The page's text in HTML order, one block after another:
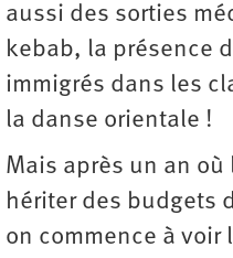
aussi des sorties
kebab, la présence
immigrés dans les
la danse orientale !
Mais après un an
hériter des budgets
on commence à voir